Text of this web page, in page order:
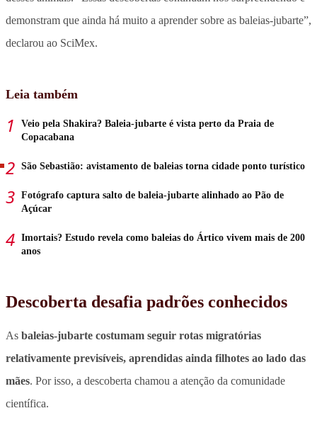
demonstram que ainda há muito a aprender sobre as baleias-jubarte”,
declarou ao SciMex.
Leia também
Veio pela Shakira? Baleia-jubarte é vista perto da Praia de
Copacabana
São Sebastião: avistamento de baleias torna cidade ponto turístico
Fotógrafo captura salto de baleia-jubarte alinhado ao Pão de
Açúcar
Imortais? Estudo revela como baleias do Ártico vivem mais de 200
anos
Descoberta desafia padrões conhecidos
As baleias-jubarte costumam seguir rotas migratórias
relativamente previsíveis, aprendidas ainda filhotes ao lado das
mães. Por isso, a descoberta chamou a atenção da comunidade
científica.